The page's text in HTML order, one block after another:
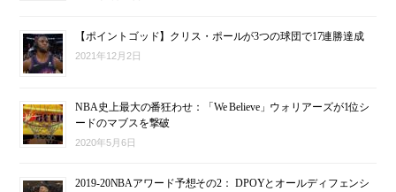
【ポイントゴッド】クリス・ポールが3つの球団で17連勝達成
2021年12月2日
NBA史上最大の番狂わせ：「We Believe」ウォリアーズが1位シ
ードのマブスを撃破
2020年5月6日
2019-20NBAアワード予想その2： DPOYとオールディフェンシ